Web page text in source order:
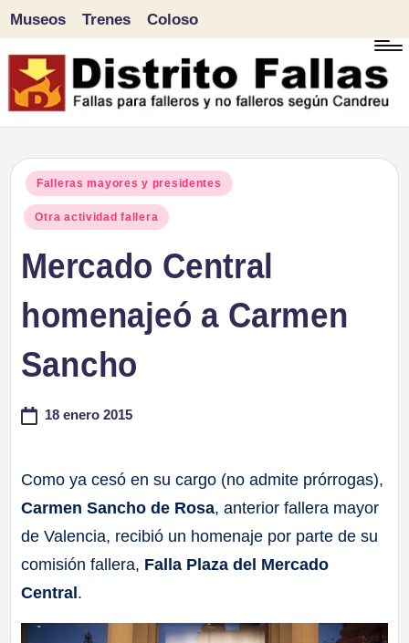
Saltar
al
Museos Trenes Coloso
Publicado
en
Falleras mayores y presidentes
Otra actividad fallera
Mercado Central
homenajeó a Carmen
Sancho
18 enero 2015
Como ya cesó en su cargo (no admite prórrogas),
Carmen Sancho de Rosa, anterior fallera mayor
de Valencia, recibió un homenaje por parte de su
comisión fallera, Falla Plaza del Mercado
Central.